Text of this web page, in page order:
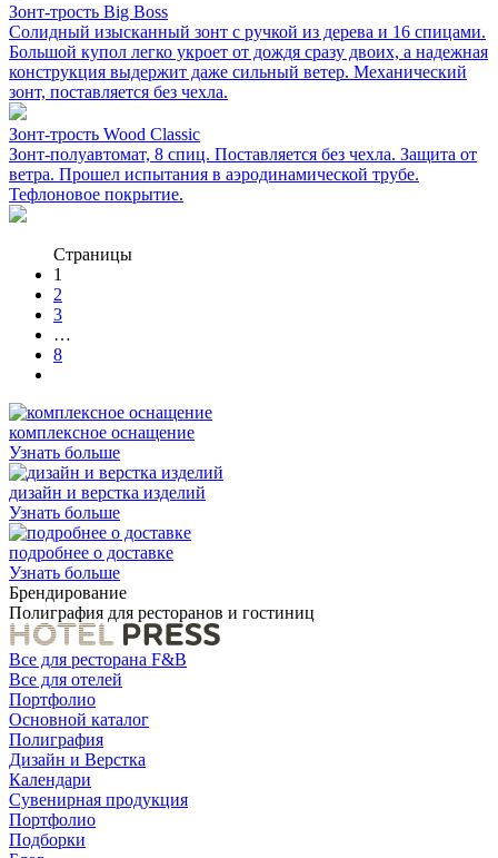
Зонт-трость Big Boss
Солидный изысканный зонт с ручкой из дерева и 16 спицами.
Большой купол легко укроет от дождя сразу двоих, а надежная
конструкция выдержит даже сильный ветер. Механический
зонт, поставляется без чехла.
Зонт-трость Wood Classic
Зонт-полуавтомат, 8 спиц. Поставляется без чехла. Защита от
ветра. Прошел испытания в аэродинамической трубе.
Тефлоновое покрытие.
Страницы
1
2
3
…
8
комплексное оснащение
Узнать больше
дизайн и верстка изделий
Узнать больше
подробнее о доставке
Узнать больше
Брендирование
Полиграфия для ресторанов и гостиниц
Все для ресторана F&B
Все для отелей
Портфолио
Основной каталог
Полиграфия
Дизайн и Верстка
Календари
Сувенирная продукция
Портфолио
Подборки